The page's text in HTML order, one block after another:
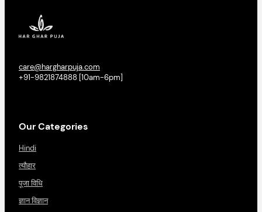
care@hargharpuja.com
+91-9821874888 [10am-6pm]
Our Categories
Hindi
त्यौहार
पूजा विधि
ज्ञान विज्ञान